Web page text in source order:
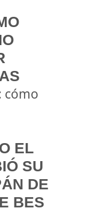
cómo
EL
SU
DE
BES